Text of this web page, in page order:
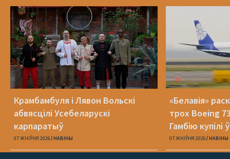
Крамбамбуля і Лявон Вольскі
абвясцілі Усебеларускі
карпаратыў
07 ЖНІЎНЯ 2026 НАВІНЫ
«Белавія»
трох Boeing
Гамбію купілі
07 ЖНІЎНЯ 2026 НАВІНЫ